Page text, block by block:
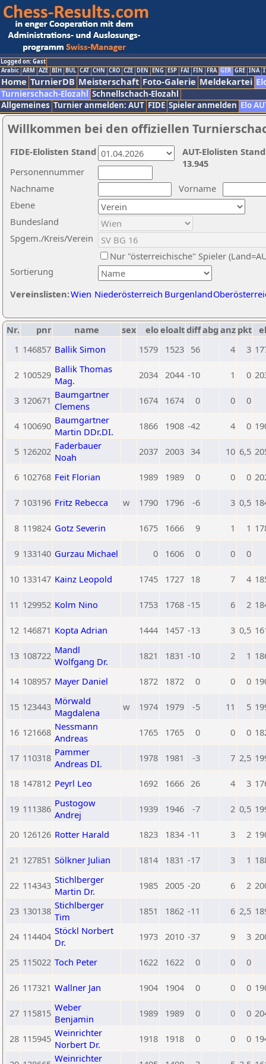
Logged on: Gast
Arabic ARM AZE BIH BUL CAT CHN CRO CZE DEN ENG ESP FAI FIN FRA GER GRE INA
Home TurnierDB Meisterschaft Foto-Galerie Meldekartei
Turnierschach-Elozahl Schnellschach-Elozahl
Allgemeines Turnier anmelden: AUT FIDE Spieler anmelden Elo
Willkommen bei den offiziellen
Nachname
Vorname
Ebene
Sortierung
Personennummer
Bundesland
Spgem./Kreis/Verein
Nur "österreichische" Spieler
Vereinslisten:Wien Niederösterreich Burgenland
AUT-Elolisten
13.945
FIDE-Elolisten Stand
Nr. pnr name sex eloeloaltdiffabg anz pkt
1 146857 Ballik Simon 1579 1523 56 4 3
2 100529 Ballik Thomas
Mag.
2034 2044 -10 1 0
3 120671 Baumgartner
Clemens
1674 1674 0 0 0
4 100690 Baumgartner
Martin DDr.DI.
1866 1908 -42 4 0
5 126202 Faderbauer
Noah
2037 2003 34 10 6,5
6 102768 Feit Florian 1989 1989 0 0 0
7 103196 Fritz Rebecca w 1790 1796 -6 3 0,5
8 119824 Gotz Severin 1675 1666 9 1 1
9 133140 Gurzau Michael 0 1606 0 0 0
10 133147 Kainz Leopold 1745 1727 18 7 4
11 129952 Kolm Nino 1753 1768 -15 6 2
12 146871 Kopta Adrian 1444 1457 -13 3 0,5
13 108722 Mandl
Wolfgang Dr.
1821 1831 -10 2 1
14 108957 Mayer Daniel 1872 1872 0 0 0
15 123443 Mörwald
Magdalena
w 1974 1979 -5 11 5
16 121668 Nessmann
Andreas
1765 1765 0 0 0
17 110318 Pammer
Andreas DI.
1978 1981 -3 7 2,5
18 147812 Peyrl Leo 1692 1666 26 4 3
19 111386 Pustogow
Andrej
1939 1946 -7 2 0,5
20 126126 Rotter Harald 1823 1834 -11 3 2
21 127851 Sölkner Julian 1814 1831 -17 3 1
22 114343 Stichlberger
Martin Dr.
1985 2005 -20 6 2
23 130138 Stichlberger
Tim
1851 1862 -11 6 2,5
24 114404 Stöckl Norbert
Dr.
1973 2010 -37 9 3
25 115022 Toch Peter 1622 1622 0 0 0
26 117321 Wallner Jan 1904 1904 0 0 0
27 115815 Weber
Benjamin
1989 1989 0 0 0
28 115945 Weinrichter
Norbert Dr.
1918 1918 0 0 0
Weinrichter